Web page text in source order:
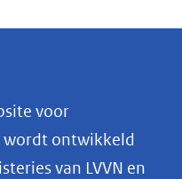
voor
wordt ontwikkeld
van LVVN en